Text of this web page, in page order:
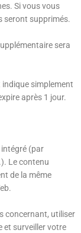
Si vous vous
seront supprimés.
sera
indique simplement
après 1 jour.
(par
Le contenu
de la même
concernant, utiliser
et surveiller votre